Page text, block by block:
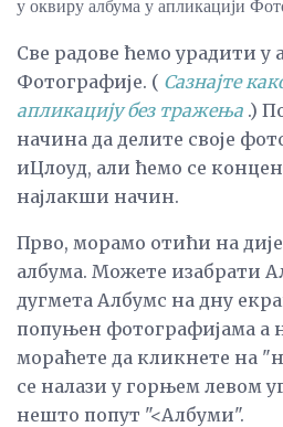
у оквиру албума у ​​апликацији
Све радове ћемо урадити у
Фотографије. ( Сазнајте
апликацију без тражења .)
начина да делите своје
иЦлоуд, али ћемо се
најлакши начин.
Прво, морамо отићи на
албума. Можете изабрати
дугмета Албумс на дну
попуњен фотографијама а
мораћете да кликнете на
се налази у горњем левом
нешто попут "<Албуми".